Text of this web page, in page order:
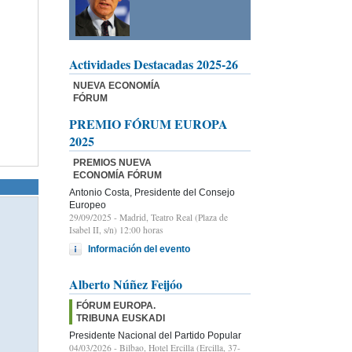
Actividades Destacadas 2025-26
NUEVA ECONOMÍA
FÓRUM
PREMIO FÓRUM EUROPA
2025
PREMIOS NUEVA
ECONOMÍA FÓRUM
Antonio Costa, Presidente del Consejo
Europeo
29/09/2025 - Madrid, Teatro Real (Plaza de
Isabel II, s/n) 12:00 horas
Información del evento
Alberto Núñez Feijóo
FÓRUM EUROPA.
TRIBUNA EUSKADI
Presidente Nacional del Partido Popular
04/03/2026 - Bilbao, Hotel Ercilla (Ercilla, 37-